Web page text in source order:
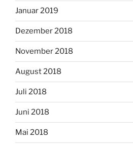
Januar 2019
Dezember 2018
November 2018
August 2018
Juli 2018
Juni 2018
Mai 2018